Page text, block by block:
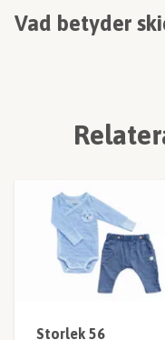
Vad betyder
Storlek 56